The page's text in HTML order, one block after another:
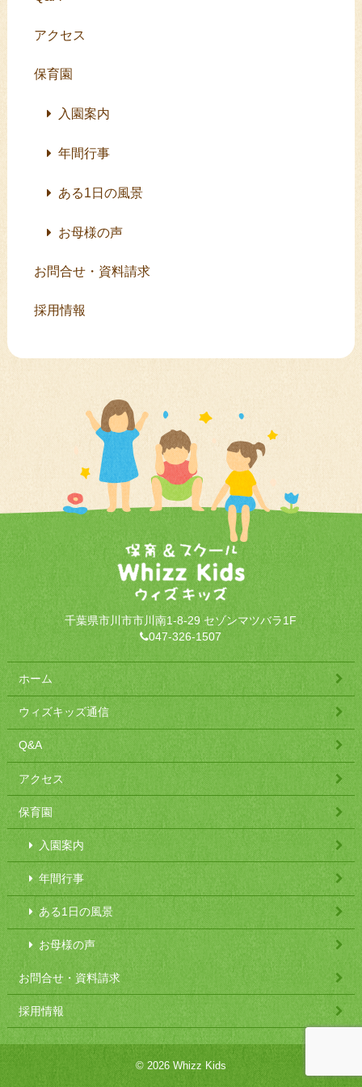
アクセス
保育園
入園案内
年間行事
ある1日の風景
お母様の声
お問合せ・資料請求
採用情報
千葉県市川市市川南1-8-29 セゾンマツバラ1F
047-326-1507
ホーム
ウィズキッズ通信
Q&A
アクセス
保育園
入園案内
年間行事
ある1日の風景
お母様の声
お問合せ・資料請求
採用情報
© 2026 Whizz Kids